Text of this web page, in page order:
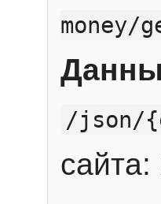
money/
/json/
сайта: